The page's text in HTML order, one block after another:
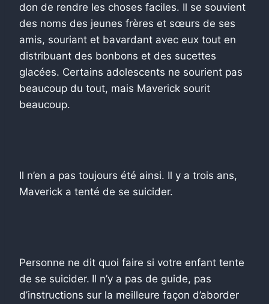
don de rendre les choses faciles. Il se souvient
des noms des jeunes frères et sœurs de ses
amis, souriant et bavardant avec eux tout en
distribuant des bonbons et des sucettes
glacées. Certains adolescents ne sourient pas
beaucoup du tout, mais Maverick sourit
beaucoup.
Il n’en a pas toujours été ainsi. Il y a trois ans,
Maverick a tenté de se suicider.
Personne ne dit quoi faire si votre enfant tente
de se suicider. Il n’y a pas de guide, pas
d’instructions sur la meilleure façon d’aborder